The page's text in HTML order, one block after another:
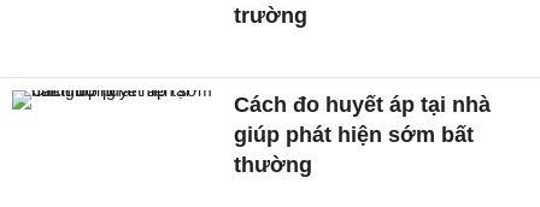
trường
Cách đo huyết áp tại nhà
giúp phát hiện sớm bất
thường